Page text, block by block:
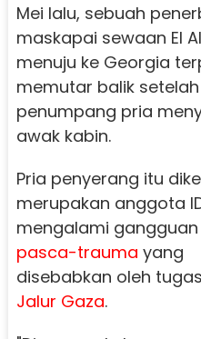
Mei lalu, sebuah
maskapai sewaan El
menuju ke Georgia
memutar balik
penumpang pria
awak kabin.
Pria penyerang itu
merupakan anggota
mengalami gangguan
pasca-trauma yang
disebabkan oleh
Jalur Gaza.